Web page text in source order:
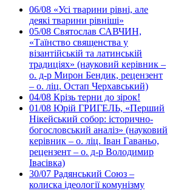
06/08 «Усі тварини рівні, але
деякі тварини рівніші»
05/08 Святослав САВЧИН,
«Таїнство священства у
візантійській та латинській
традиціях» (науковий керівник –
о. д-р Мирон Бендик, рецензент
– о. ліц. Остап Черхавський)
04/08 Крізь терни до зірок!
01/08 Юрій ГРИГЕЛЬ, «Перший
Нікейський собор: історично-
богословський аналіз» (науковий
керівник – о. ліц. Іван Гаваньо,
рецензент – о. д-р Володимир
Івасівка)
30/07 Радянський Союз –
колиска ідеології комунізму